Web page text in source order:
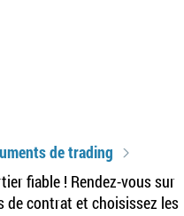
de trading
fiable ! Rendez-vous sur
de contrat et choisissez les